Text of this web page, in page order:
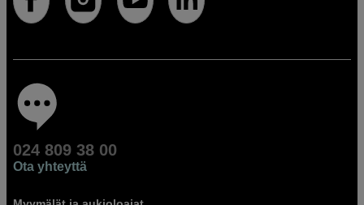
024 809 38 00
Ota yhteyttä